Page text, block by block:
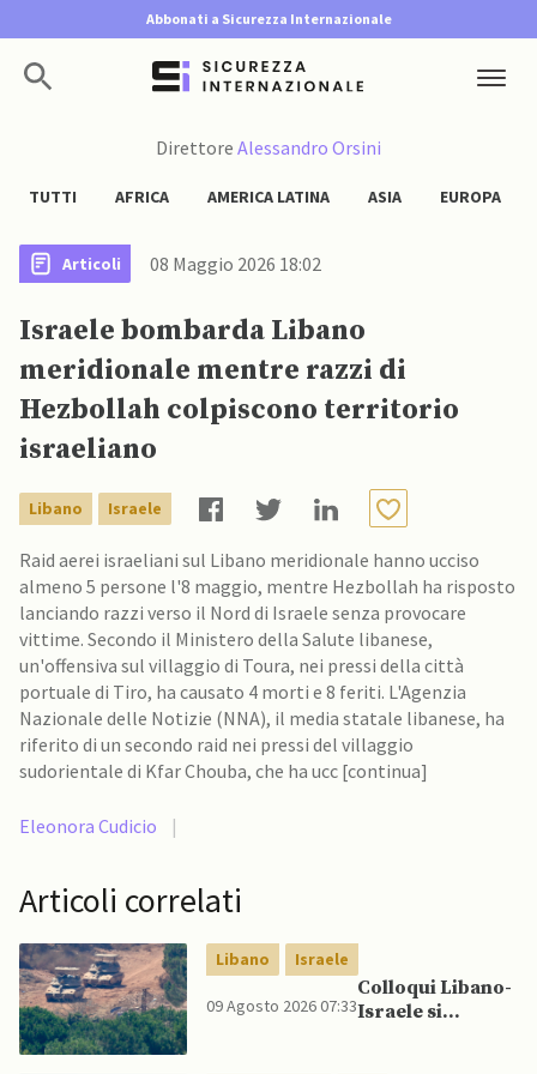
Abbonati a Sicurezza Internazionale
Direttore Alessandro Orsini
TUTTI AFRICA AMERICA LATINA ASIA EUROPA
Articoli 08 Maggio 2026 18:02
Israele bombarda Libano
meridionale mentre razzi di
Hezbollah colpiscono territorio
israeliano
Libano Israele
Raid aerei israeliani sul Libano meridionale hanno ucciso
almeno 5 persone l'8 maggio, mentre Hezbollah ha risposto
lanciando razzi verso il Nord di Israele senza provocare
vittime. Secondo il Ministero della Salute libanese,
un'offensiva sul villaggio di Toura, nei pressi della città
portuale di Tiro, ha causato 4 morti e 8 feriti. L'Agenzia
Nazionale delle Notizie (NNA), il media statale libanese, ha
riferito di un secondo raid nei pressi del villaggio
sudorientale di Kfar Chouba, che ha ucc [continua]
Eleonora Cudicio |
Articoli correlati
Libano Israele
09 Agosto 2026 07:33
Colloqui Libano-
Israele si